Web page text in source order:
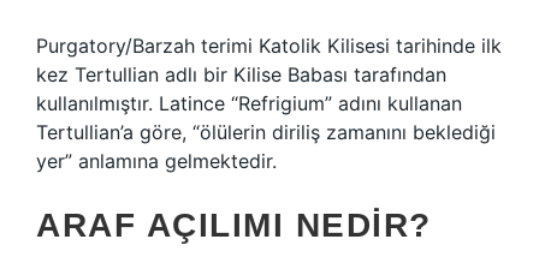
Purgatory/Barzah terimi Katolik Kilisesi tarihinde ilk
kez Tertullian adlı bir Kilise Babası tarafından
kullanılmıştır. Latince “Refrigium” adını kullanan
Tertullian’a göre, “ölülerin diriliş zamanını beklediği
yer” anlamına gelmektedir.
ARAF AÇILIMI NEDIR?